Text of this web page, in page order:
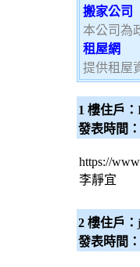
搬家公司
本公司為
租屋網
提供租屋
1 樓住戶：
發表時間：
https://
李靜宜
2 樓住戶：
發表時間：